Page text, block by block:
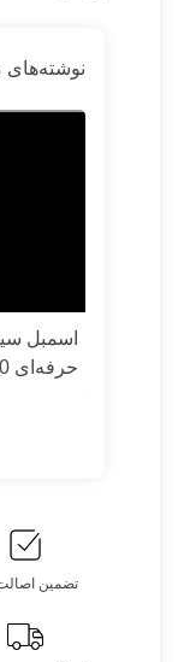
نوشته‌های
اسمبل
حرفه‌ای RTX 5060 و Core i5
تضمین اصالت